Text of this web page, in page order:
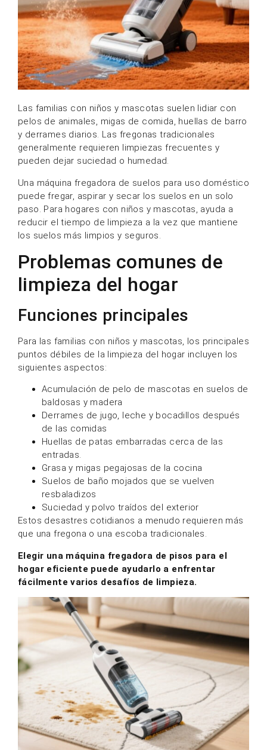
Las familias con niños y mascotas suelen lidiar con
pelos de animales, migas de comida, huellas de barro
y derrames diarios. Las fregonas tradicionales
generalmente requieren limpiezas frecuentes y
pueden dejar suciedad o humedad.
Una máquina fregadora de suelos para uso doméstico
puede fregar, aspirar y secar los suelos en un solo
paso. Para hogares con niños y mascotas, ayuda a
reducir el tiempo de limpieza a la vez que mantiene
los suelos más limpios y seguros.
Problemas comunes de
limpieza del hogar
Funciones principales
Para las familias con niños y mascotas, los principales
puntos débiles de la limpieza del hogar incluyen los
siguientes aspectos:
Acumulación de pelo de mascotas en suelos de
baldosas y madera
Derrames de jugo, leche y bocadillos después
de las comidas
Huellas de patas embarradas cerca de las
entradas.
Grasa y migas pegajosas de la cocina
Suelos de baño mojados que se vuelven
resbaladizos
Suciedad y polvo traídos del exterior
Estos desastres cotidianos a menudo requieren más
que una fregona o una escoba tradicionales.
Elegir una máquina fregadora de pisos para el
hogar eficiente puede ayudarlo a enfrentar
fácilmente varios desafíos de limpieza.